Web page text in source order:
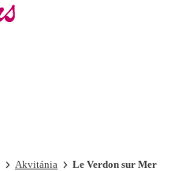
Akvitánia Le Verdon sur Mer